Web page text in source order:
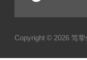
Copyright © 2026 笃